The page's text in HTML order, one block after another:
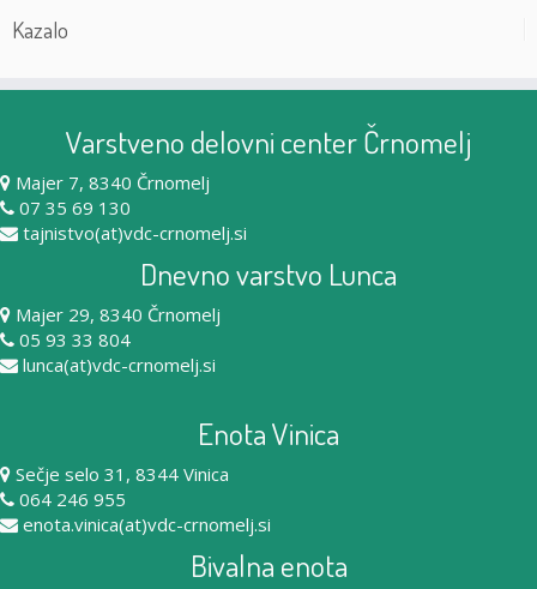
Kazalo
Varstveno delovni center Črnomelj
Majer 7, 8340 Črnomelj
07 35 69 130
tajnistvo(at)vdc-crnomelj.si
Dnevno varstvo Lunca
Majer 29, 8340 Črnomelj
05 93 33 804
lunca(at)vdc-crnomelj.si
Enota Vinica
Sečje selo 31, 8344 Vinica
064 246 955
enota.vinica(at)vdc-crnomelj.si
Bivalna enota